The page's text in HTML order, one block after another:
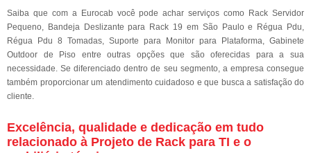
Saiba que com a Eurocab você pode achar serviços como Rack Servidor
Pequeno, Bandeja Deslizante para Rack 19 em São Paulo e Régua Pdu,
Régua Pdu 8 Tomadas, Suporte para Monitor para Plataforma, Gabinete
Outdoor de Piso entre outras opções que são oferecidas para a sua
necessidade. Se diferenciado dentro de seu segmento, a empresa consegue
também proporcionar um atendimento cuidadoso e que busca a satisfação do
cliente.
Excelência, qualidade e dedicação em tudo
relacionado à Projeto de Rack para TI e o